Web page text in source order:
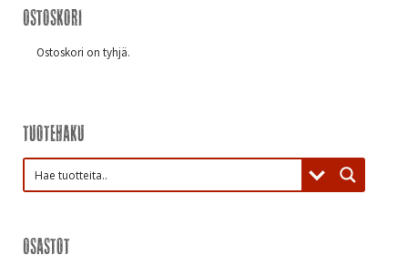
Ostoskori
Ostoskori on tyhjä.
Tuotehaku
Osastot